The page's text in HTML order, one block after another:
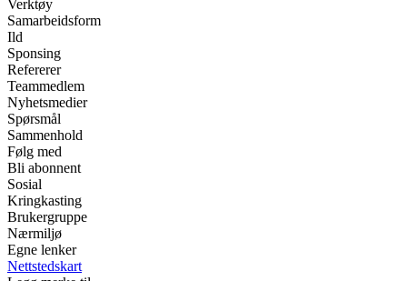
Verktøy
Samarbeidsform
Ild
Sponsing
Refererer
Teammedlem
Nyhetsmedier
Spørsmål
Sammenhold
Følg med
Bli abonnent
Sosial
Kringkasting
Brukergruppe
Nærmiljø
Egne lenker
Nettstedskart